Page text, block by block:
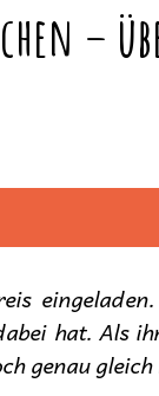
–
hat. Als
genau